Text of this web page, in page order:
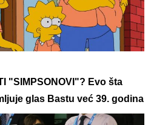
"SIMPSONOVI"? Evo šta
glas Bastu već 39. godina